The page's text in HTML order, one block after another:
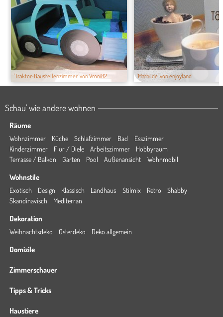
'Traktor-Baustellenzimmer' von Vroni82 'Mathilde' von enjoyland
Schau' wie andere wohnen
Räume
Wohnzimmer Küche Schlafzimmer Bad
Esszimmer
Kinderzimmer
Flur / Diele Arbeitszimmer
Hobbyraum
Terrasse / Balkon
Garten Pool Außenansicht Wohnmobil
Wohnstile
Exotisch Design Klassisch Landhaus Stilmix Retro
Shabby
Skandinavisch
Mediterran
Dekoration
Weihnachtsdeko Osterdeko Deko allgemein
Domizile
Zimmerschauer
Tipps & Tricks
Haustiere